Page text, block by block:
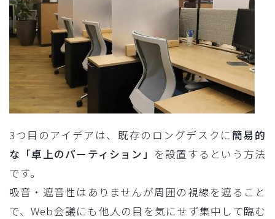
3つ目のアイデアは、既存のロングデスクに簡易的
な「卓上のパーティション」 を設置するという方法
です。
吸音・遮音性はありませんが周囲の視線を遮ること
で、Web会議にも他人の目を気にせず集中して臨む